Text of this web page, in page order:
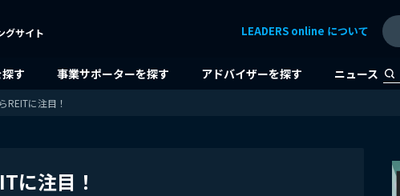
グサイト
す 事業サポーターを探す アドバイザーを探す ニュース
LEADERS online について
REITに注目！
に注目！